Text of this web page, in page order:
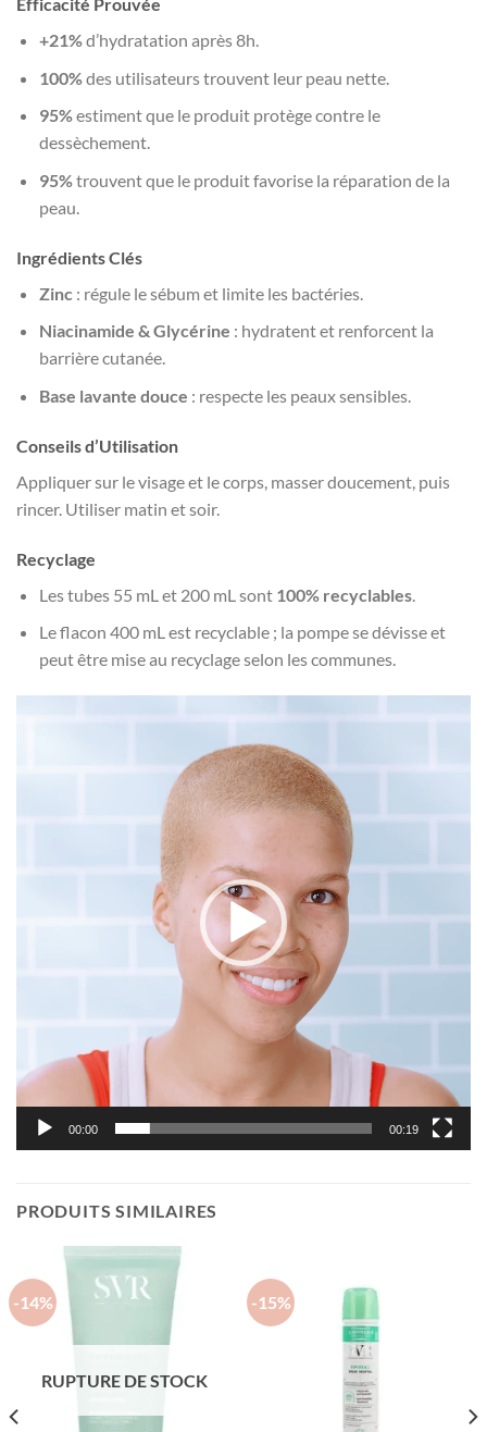
+21%d’hydratation après 8h.
100%des utilisateurs trouvent leur peau nette.
95%estiment que le produit protège contre le
dessèchement.
95%trouvent que le produit favorise la réparation de la
peau.
Ingrédients Clés
Zinc: régule le sébum et limite les bactéries.
Niacinamide & Glycérine : hydratent et renforcent la
barrière cutanée.
Base lavante douce : respecte les peaux sensibles.
Conseils d’Utilisation
Appliquer sur le visage et le corps, masser doucement, puis
rincer. Utiliser matin et soir.
Recyclage
Les tubes 55 mL et 200 mL sont 100% recyclables.
Le flacon 400 mL est recyclable ; la pompe se dévisse et
peut être mise au recyclage selon les communes.
00:00 00:19
PRODUITS SIMILAIRES
-14%
RUPTURE DE STOCK
-15%